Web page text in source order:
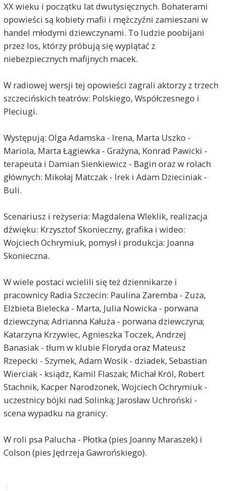
XX wieku i początku lat dwutysięcznych. Bohaterami
opowieści są kobiety mafii i mężczyźni zamieszani w
handel młodymi dziewczynami. To ludzie poobijani
przez los, którzy próbują się wyplątać z
niebezpiecznych mafijnych macek.
W radiowej wersji tej opowieści zagrali aktorzy z trzech
szczecińskich teatrów: Polskiego, Współczesnego i
Pleciugi.
Występują: Olga Adamska - Irena, Marta Uszko -
Mariola, Marta Łągiewka - Grażyna, Konrad Pawicki -
terapeuta i Damian Sienkiewicz - Bagin oraz w rolach
głównych: Mikołaj Matczak - Irek i Adam Dzieciniak -
Buli.
Scenariusz i reżyseria: Magdalena Wleklik, realizacja
dźwięku: Krzysztof Skonieczny, grafika i wideo:
Wojciech Ochrymiuk, pomysł i produkcja: Joanna
Skonieczna.
W wiele postaci wcielili się też dziennikarze i
pracownicy Radia Szczecin: Paulina Zaremba - Zuza,
Elżbieta Bielecka - Marta, Julia Nowicka - porwana
dziewczyna; Adrianna Kałuża - porwana dziewczyna;
Katarzyna Krzywiec, Agnieszka Toczek, Andrzej
Banasiak - tłum w klubie Floryda oraz Mateusz
Rzepecki - Szymek, Adam Wosik - dziadek, Sebastian
Wierciak - ksiądz, Kamil Flaszak; Michał Król, Robert
Stachnik, Kacper Narodzonek, Wojciech Ochrymiuk -
uczestnicy bójki nad Solinką; Jarosław Uchroński -
scena wypadku na granicy.
W roli psa Palucha - Płotka (pies Joanny Maraszek) i
Colson (pies Jędrzeja Gawrońskiego).